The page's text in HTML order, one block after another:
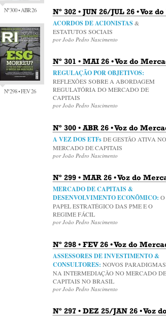
Nº 300 • ABR 26
Nº 298 • FEV 26
Nº 302 • JUN 26/JUL 26 • Voz
ACORDOS DE ACIONISTAS &
ESTATUTOS SOCIAIS
por João Pedro Nascimento
Nº 301 • MAI 26 • Voz do
REGULAÇÃO POR OBJETIVOS:
REFLEXÕES SOBRE A ABORDAGEM
REGULATÓRIA DO MERCADO DE
CAPITAIS
por João Pedro Nascimento
Nº 300 • ABR 26 • Voz do
A VEZ DOS ETFsDE GESTÃO ATIVA NO
MERCADO DE CAPITAIS
por João Pedro Nascimento
Nº 299 • MAR 26 • Voz do
MERCADO DE CAPITAIS &
DESENVOLVIMENTO ECONÔMICO: O
PAPEL ESTRATÉGICO DAS PME E O
REGIME FÁCIL
por João Pedro Nascimento
Nº 298 • FEV 26 • Voz do
ASSESSORES DE INVESTIMENTO &
CONSULTORES: NOVOS PARADIGMAS
NA INTERMEDIAÇÃO NO MERCADO DE
CAPITAIS NO BRASIL
por João Pedro Nascimento
Nº 297 • DEZ 25/JAN 26 • Voz